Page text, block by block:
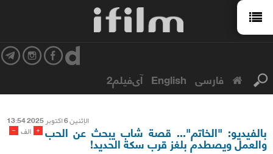
فارسی English آی‌فیلم2
الإثنین 6 اکتوبر 2025 13:54
- الف + بالفيديو: "الخاتم"... قصة شاب يبحث عن الحب
والعمل ويصطدم بلغز قرب سكة الحديد!